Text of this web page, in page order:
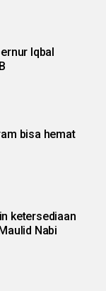
Iqbal
bisa hemat
ketersediaan
Nabi